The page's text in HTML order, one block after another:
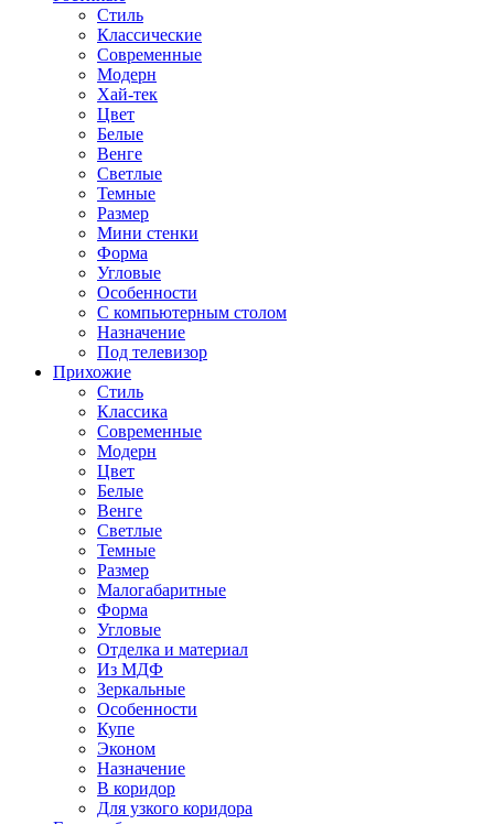
Стиль
Классические
Современные
Модерн
Хай-тек
Цвет
Белые
Венге
Светлые
Темные
Размер
Мини стенки
Форма
Угловые
Особенности
С компьютерным столом
Назначение
Под телевизор
Прихожие
Стиль
Классика
Современные
Модерн
Цвет
Белые
Венге
Светлые
Темные
Размер
Малогабаритные
Форма
Угловые
Отделка и материал
Из МДФ
Зеркальные
Особенности
Купе
Эконом
Назначение
В коридор
Для узкого коридора